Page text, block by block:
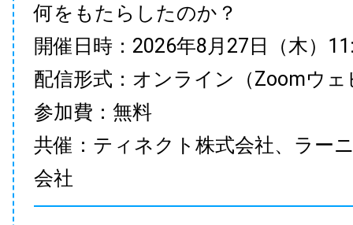
何をもたらしたのか？
開催日時：2026年8月27日（木）
配信形式：オンライン（Zoomウェ
参加費：無料
共催：ティネクト株式会社、ラー
会社